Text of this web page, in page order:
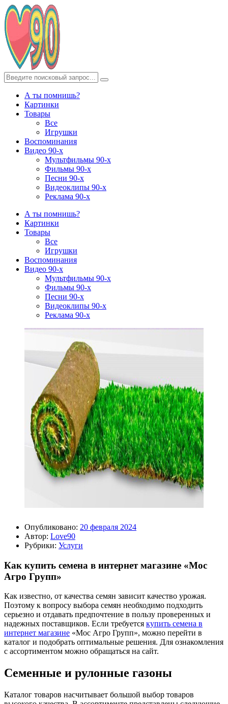
А ты помнишь?
Картинки
Товары
Все
Игрушки
Воспоминания
Видео 90-х
Мультфильмы 90-х
Фильмы 90-х
Песни 90-х
Видеоклипы 90-х
Реклама 90-х
А ты помнишь?
Картинки
Товары
Все
Игрушки
Воспоминания
Видео 90-х
Мультфильмы 90-х
Фильмы 90-х
Песни 90-х
Видеоклипы 90-х
Реклама 90-х
Опубликовано: 20 февраля 2024
Автор: Love90
Рубрики: Услуги
Как купить семена в интернет магазине «Мос
Агро Групп»
Как известно, от качества семян зависит качество урожая.
Поэтому к вопросу выбора семян необходимо подходить
серьезно и отдавать предпочтение в пользу проверенных и
надежных поставщиков. Если требуется купить семена в
интернет магазине «Мос Агро Групп», можно перейти в
каталог и подобрать оптимальные решения. Для ознакомления
с ассортиментом можно обращаться на сайт.
Семенные и рулонные газоны
Каталог товаров насчитывает большой выбор товаров